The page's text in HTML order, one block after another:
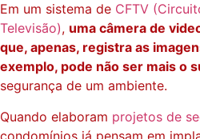
Em um sistema de CFTV
Televisão), uma câmera de
que, apenas, registra as
exemplo, pode não ser mais o
segurança de um ambiente.
Quando elaboram projetos de
condomínios já pensam em